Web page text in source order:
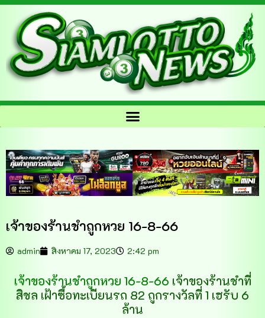
เจ้าของร้านชำถูกหวย 16-8-66
admin สิงหาคม 17, 2023 2:42 pm
เจ้าของร้านชำถูกหวย 16-8-66 เจ้าของร้านชำที่
สิชล เฝ้าซื้อทะเบียนรถ 82 ถูกรางวัลที่ 1 เฮรับ 6
ล้าน